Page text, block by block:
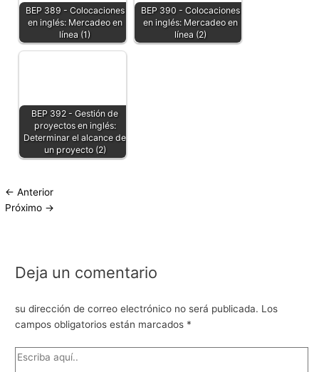
BEP 389 - Colocaciones
en inglés: Mercadeo en
línea (1)
BEP 390 - Colocaciones
en inglés: Mercadeo en
línea (2)
BEP 392 - Gestión de
proyectos en inglés:
Determinar el alcance de
un proyecto (2)
← Anterior
Próximo →
Deja un comentario
su dirección de correo electrónico no será publicada. Los
campos obligatorios están marcados *